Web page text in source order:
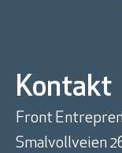
Kontakt
Front
Smalvollveien